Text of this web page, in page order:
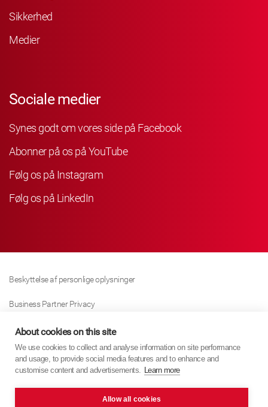
Sikkerhed
Medier
Sociale medier
Synes godt om vores side på Facebook
Abonner på os på YouTube
Følg os på Instagram
Følg os på LinkedIn
Beskyttelse af personlige oplysninger
Business Partner Privacy
Cookie Politik
Modern Slavery Act Policy
About cookies on this site
We use cookies to collect and analyse information on site performance
and usage, to provide social media features and to enhance and
customise content and advertisements. Learn more
Allow all cookies